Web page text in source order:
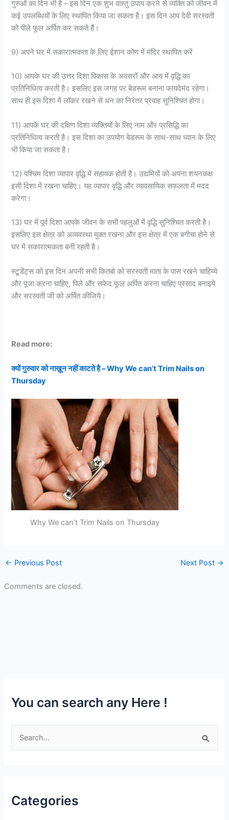
गुरुओं का दिन भी है – इस दिन एक शुभ वास्तु उपाय करने से व्यक्ति को जीवन में
कई उपलब्धियों के लिए स्थापित किया जा सकता है। इस दिन आप देवी सरस्वती
को पीले फूल अर्पित कर सकते हैं।
9) अपने घर में सकारात्मकता के लिए ईशान कोण में मंदिर स्थापित करें
10) आपके घर की उत्तर दिशा विकास के अवसरों और आय में वृद्धि का
प्रतिनिधित्व करती है। इसलिए इस जगह पर बेडरूम बनाना फायदेमंद रहेगा।
साथ ही इस दिशा में लॉकर रखने से धन का निरंतर प्रवाह सुनिश्चित होगा।
11) आपके घर की दक्षिण दिशा व्यक्तियों के लिए नाम और प्रसिद्धि का
प्रतिनिधित्व करती है। इस दिशा का उपयोग बेडरूम के साथ-साथ ध्यान के लिए
भी किया जा सकता है।
12) पश्चिम दिशा व्यापार वृद्धि में सहायक होती है। उद्यमियों को अपना शयनकक्ष
इसी दिशा में रखना चाहिए। यह व्यापार वृद्धि और व्यावसायिक सफलता में मदद
करेगा।
13) घर में पूर्व दिशा आपके जीवन के सभी पहलुओं में वृद्धि सुनिश्चित करती है।
इसलिए इस क्षेत्र को अव्यवस्था मुक्त रखना और इस क्षेत्र में एक बगीचा होने से
घर में सकारात्मकता बनी रहती है।
स्टूडेंट्स को इस दिन अपनी सभी कितबो को सरस्वती माता के पास रखने चाहिय्ये
और पूजा करना चाहिए, पिले और सफेद फूल अर्पित करना चाहिए प्रसाद बनाइये
और सरस्वती जी को अर्पित कीजिये।
Read more:
क्यों गुरुवार को नाख़ून नहीं काटते है – Why We can’t Trim Nails on
Thursday
Why We can’t Trim Nails on Thursday
← Previous Post Next Post →
Comments are closed.
You can search any Here !
h
Categories